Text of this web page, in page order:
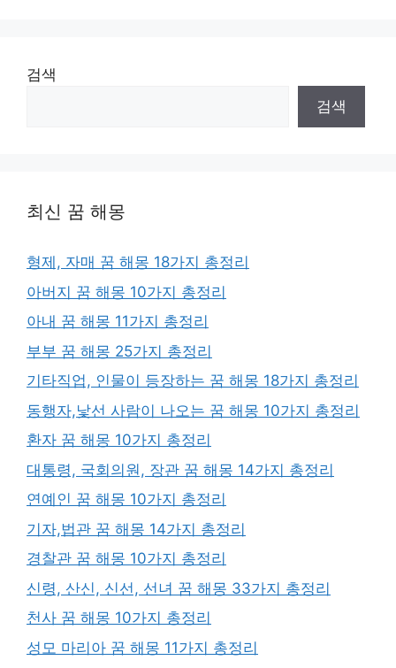
검색
검색
최신 꿈 해몽
형제, 자매 꿈 해몽 18가지 총정리
아버지 꿈 해몽 10가지 총정리
아내 꿈 해몽 11가지 총정리
부부 꿈 해몽 25가지 총정리
기타직업, 인물이 등장하는 꿈 해몽 18가지 총정리
동행자,낯선 사람이 나오는 꿈 해몽 10가지 총정리
환자 꿈 해몽 10가지 총정리
대통령, 국회의원, 장관 꿈 해몽 14가지 총정리
연예인 꿈 해몽 10가지 총정리
기자,법관 꿈 해몽 14가지 총정리
경찰관 꿈 해몽 10가지 총정리
신령, 산신, 신선, 선녀 꿈 해몽 33가지 총정리
천사 꿈 해몽 10가지 총정리
성모 마리아 꿈 해몽 11가지 총정리